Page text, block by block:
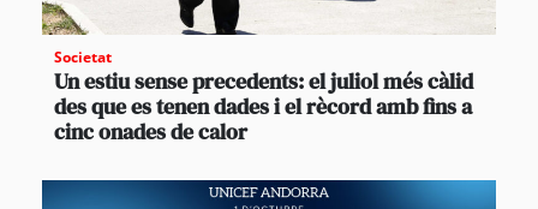
Societat
Un estiu sense precedents: el juliol més càlid
des que es tenen dades i el rècord amb fins a
cinc onades de calor